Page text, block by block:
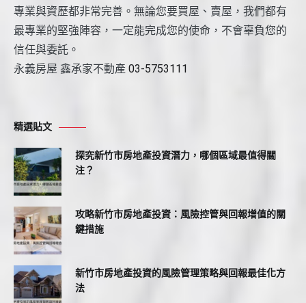
專業與資歷都非常完善。無論您要買屋、賣屋，我們都有
最專業的堅強陣容，一定能完成您的使命，不會辜負您的
信任與委託。
永義房屋 鑫承家不動產 03-5753111
精選貼文
探究新竹市房地產投資潛力，哪個區域最值得關
注？
攻略新竹市房地產投資：風險控管與回報增值的關
鍵措施
新竹市房地產投資的風險管理策略與回報最佳化方
法